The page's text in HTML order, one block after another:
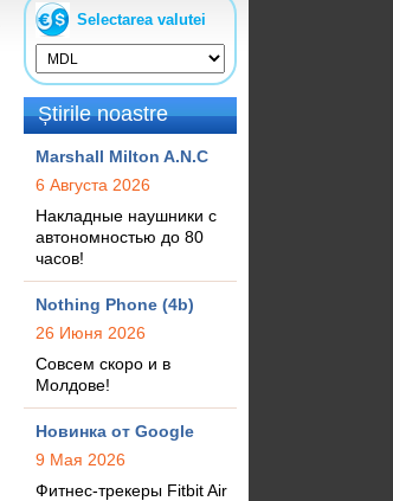
Selectarea valutei
Știrile noastre
Marshall Milton A.N.C
6 Августа 2026
Накладные наушники с
автономностью до 80
часов!
Nothing Phone (4b)
26 Июня 2026
Совсем скоро и в
Молдове!
Новинка от Google
9 Мая 2026
Фитнес-трекеры Fitbit Air